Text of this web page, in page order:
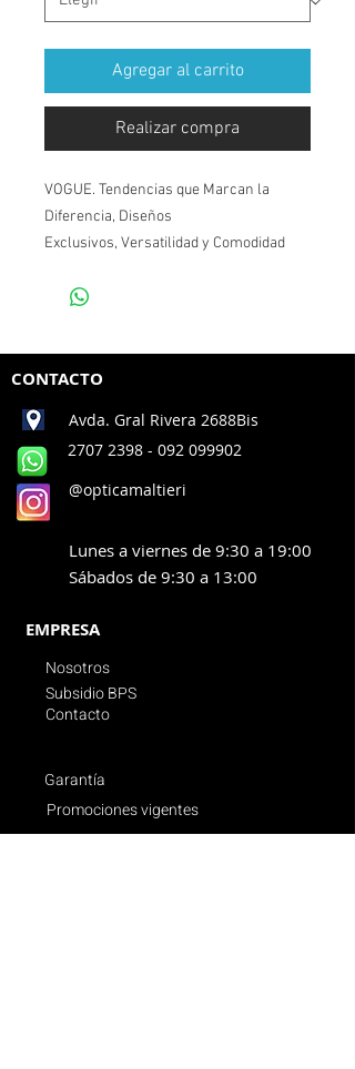
Agregar al carrito
Realizar compra
VOGUE. Tendencias que Marcan la
Diferencia, Diseños
Exclusivos, Versatilidad y Comodidad
CONTACTO
Avda. Gral Rivera 2688Bis
2707 2398 - 092 099902
@opticamaltieri
Lunes a viernes de 9:30 a 19:00
Sábados de 9:30 a 13:00
EMPRESA
Nosotros
Subsidio BPS
Contacto
Garantía
Promociones vigentes